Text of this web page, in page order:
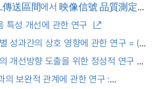
傳送區間에서 映像信號 品質測定
for Video Transmission
Link of Digital Satellite
특성 개선에 관한 연구
성과간의 상호 영향에 관한 연구 = (A)
television drama windows :
and internet VOD
개선방향 도출을 위한 정성적 연구 =
improvement way derivation
의 보완적 관계에 관한 연구 :